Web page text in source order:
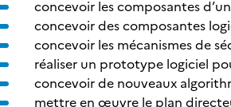
concevoir les composantes
concevoir des composantes
concevoir les mécanismes de
réaliser un prototype logiciel
concevoir de nouveaux
mettre en œuvre le plan